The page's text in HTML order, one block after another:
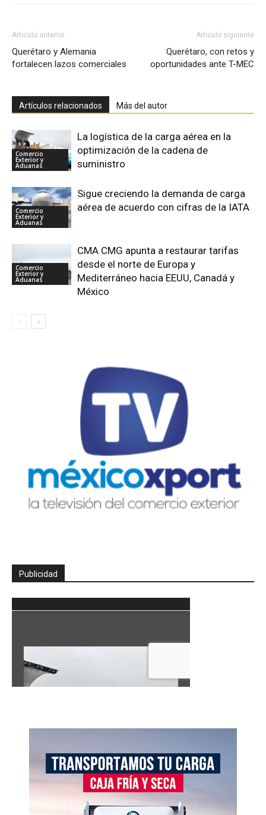
Artículo anterior
Querétaro y Alemania
fortalecen lazos comerciales
Artículo siguiente
Querétaro, con retos y
oportunidades ante T-MEC
Artículos relacionados Más del autor
Comercio
Exterior y
Aduanas
La logística de la carga aérea en la
optimización de la cadena de
suministro
Comercio
Exterior y
Aduanas
Sigue creciendo la demanda de carga
aérea de acuerdo con cifras de la IATA
Comercio
Exterior y
Aduanas
CMA CMG apunta a restaurar tarifas
desde el norte de Europa y
Mediterráneo hacia EEUU, Canadá y
México
Publicidad